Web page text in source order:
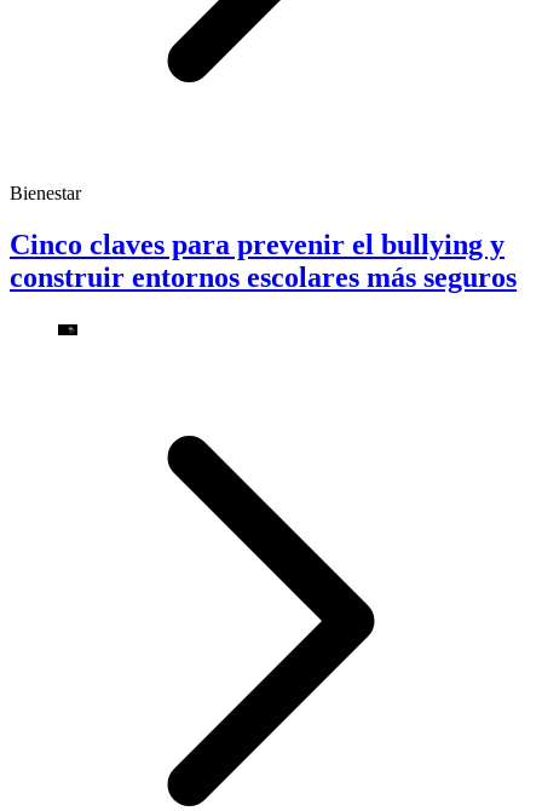
Bienestar
Cinco claves para prevenir el bullying y
construir entornos escolares más seguros